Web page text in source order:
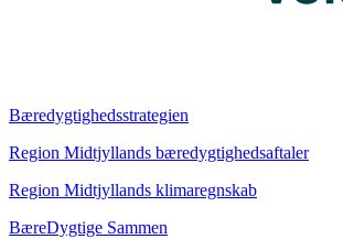
Bæredygtighedsstrategien
Region Midtjyllands bæredygtighedsaftaler
Region Midtjyllands klimaregnskab
BæreDygtige Sammen